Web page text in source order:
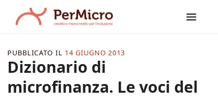
contenuti
Dizionario di
microfinanza. Le voci del
PUBBLICATO IL 14 GIUGNO 2013